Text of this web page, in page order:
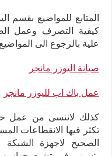
المتابع للمواضيع بقسم
كيفية التصرف وعمل
علية بالرجوع الى المواضيع
صيانة اليوزر مانجر
عمل باك اب لليوزر مانجر
كذلك لاننسى من عمل
تكثر فيها الانقطاعات
الصحيح لاجهزة الشبكة